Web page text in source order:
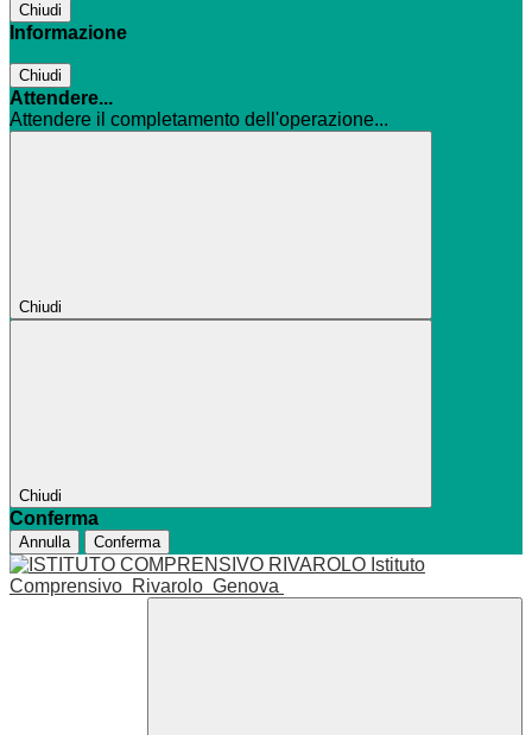
Chiudi
Informazione
Chiudi
Attendere...
Attendere il completamento dell'operazione...
Chiudi
Chiudi
Conferma
Annulla Conferma
Istituto
Comprensivo Rivarolo Genova